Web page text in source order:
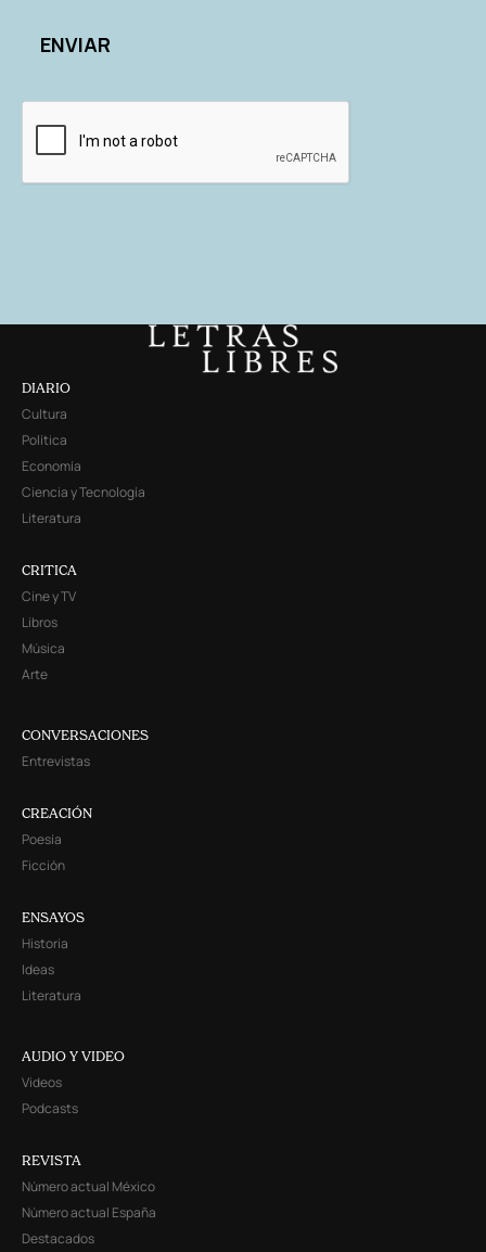
DIARIO
Cultura
Política
Economía
Ciencia y Tecnología
Literatura
CRITICA
Cine y TV
Libros
Música
Arte
CONVERSACIONES
Entrevistas
CREACIÓN
Poesía
Ficción
ENSAYOS
Historia
Ideas
Literatura
AUDIO Y VIDEO
Videos
Podcasts
REVISTA
Número actual México
Número actual España
Destacados